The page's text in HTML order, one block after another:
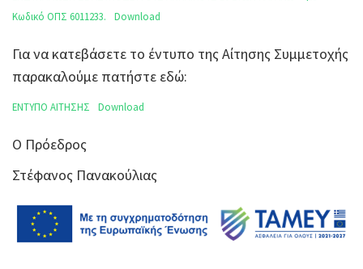
Κωδικό ΟΠΣ 6011233.
Download
Για να κατεβάσετε το έντυπο της Αίτησης Συμμετοχής
παρακαλούμε πατήστε εδώ:
ΕΝΤΥΠΟ ΑΙΤΗΣΗΣ Download
Ο Πρόεδρος
Στέφανος Πανακούλιας